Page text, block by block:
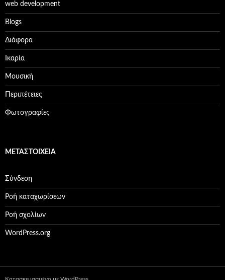
web development
Βlogs
Διάφορα
Ικαρία
Μουσική
Περιπέτειες
Φωτογραφίες
ΜΕΤΑΣΤΟΙΧΕΊΑ
Σύνδεση
Ροή καταχωρίσεων
Ροή σχολίων
WordPress.org